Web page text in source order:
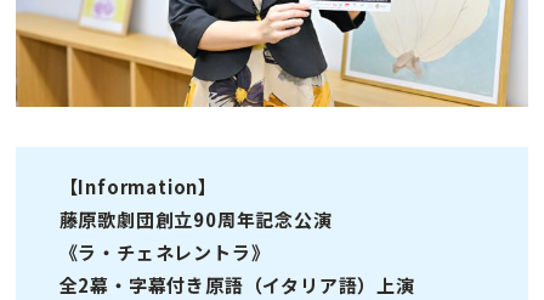
【Information】
藤原歌劇団創立90周年記念公演
《ラ・チェネレントラ》
全2幕・字幕付き原語（イタリア語）上演